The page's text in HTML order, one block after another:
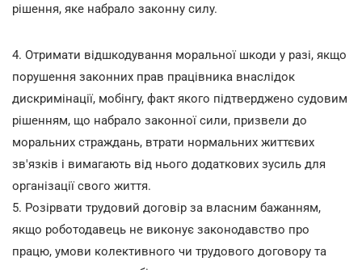
рішення, яке набрало законну силу.
4. Отримати відшкодування моральної шкоди у разі, якщо
порушення законних прав працівника внаслідок
дискримінації, мобінгу, факт якого підтверджено судовим
рішенням, що набрало законної сили, призвели до
моральних страждань, втрати нормальних життєвих
зв'язків і вимагають від нього додаткових зусиль для
організації свого життя.
5. Розірвати трудовий договір за власним бажанням,
якщо роботодавець не виконує законодавство про
працю, умови колективного чи трудового договору та